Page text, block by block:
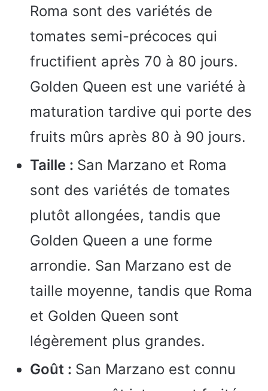
Roma sont des variétés de
tomates semi-précoces qui
fructifient après 70 à 80 jours.
Golden Queen est une variété à
maturation tardive qui porte des
fruits mûrs après 80 à 90 jours.
Taille : San Marzano et Roma
sont des variétés de tomates
plutôt allongées, tandis que
Golden Queen a une forme
arrondie. San Marzano est de
taille moyenne, tandis que Roma
et Golden Queen sont
légèrement plus grandes.
Goût : San Marzano est connu